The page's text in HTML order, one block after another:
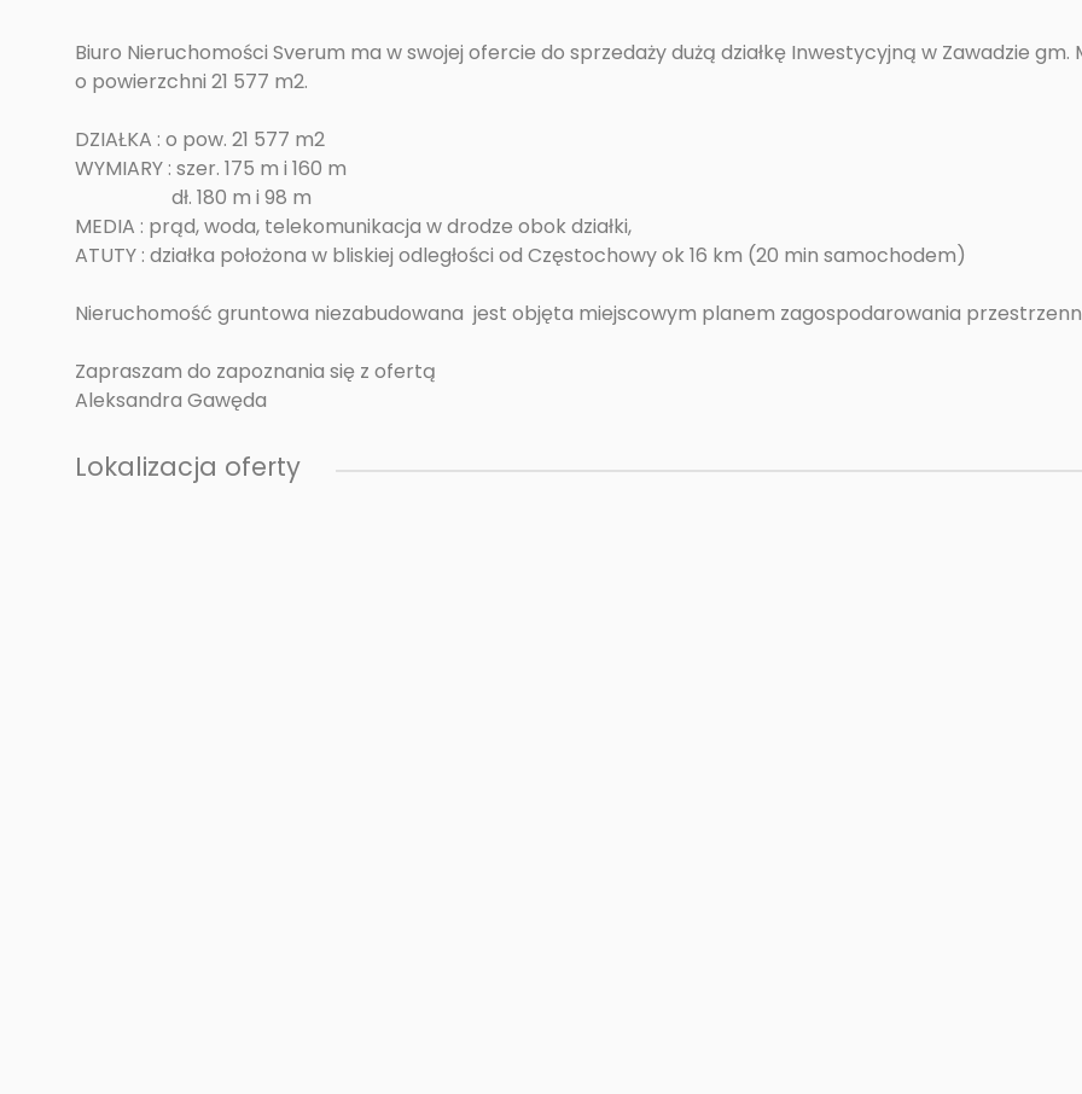
Biuro Nieruchomości Sverum ma w swojej ofercie do sprzedaży dużą działkę Inwestycyjną w Zawadzie gm.
o powierzchni 21 577 m2.
DZIAŁKA : o pow. 21 577 m2
WYMIARY : szer. 175 m i 160 m
dł. 180 m i 98 m
MEDIA : prąd, woda, telekomunikacja w drodze obok działki,
ATUTY : działka położona w bliskiej odległości od Częstochowy ok 16 km (20 min samochodem)
Nieruchomość gruntowa niezabudowana jest objęta miejscowym planem zagospodarowania
Zapraszam do zapoznania się z ofertą
Aleksandra Gawęda
Lokalizacja oferty